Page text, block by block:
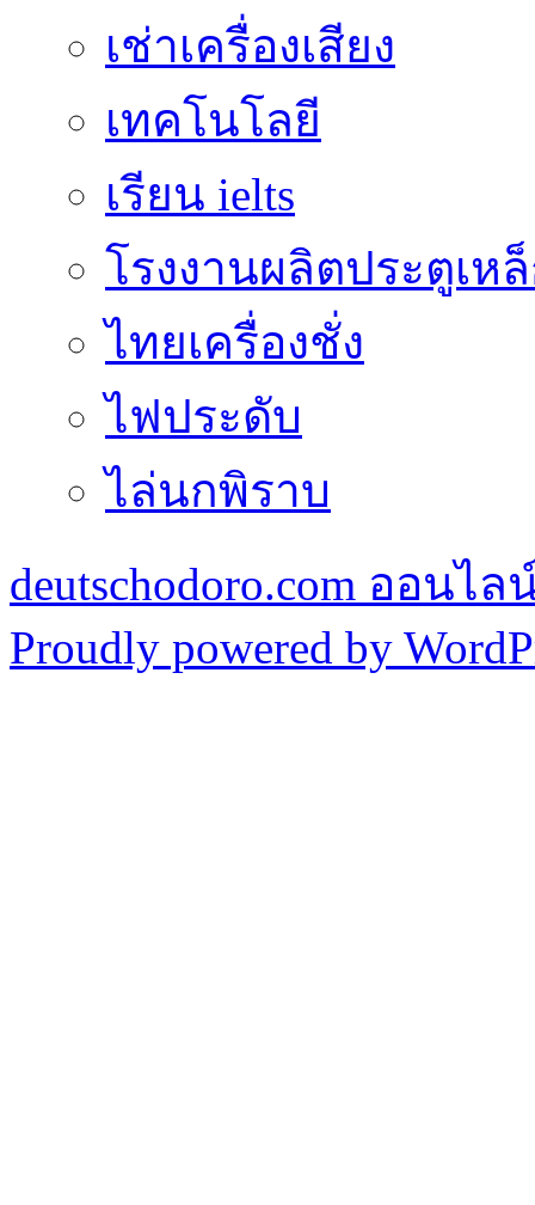
เช่าเครื่องเสียง
เทคโนโลยี
เรียน ielts
โรงงานผลิตประตูเห
ไทยเครื่องชั่ง
ไฟประดับ
ไล่นกพิราบ
deutschodoro.com ออนไล
Proudly powered by